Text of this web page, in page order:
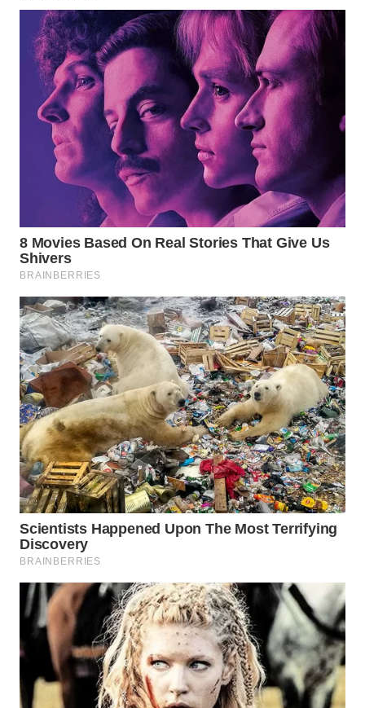
WAHANA
TV
WAHANANEWS
ID
WAHANANEWS
CO ID
WAHANANEWS
WAHANA
SPORT
WAHANA
UMKM
WAHANA
SELEB
WAHANA
PERSONA
WAHANA
WAHANA
HEALTH
WAHANA
DESA
WISATA
LAPAK